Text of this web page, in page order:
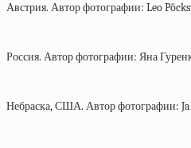
Австрия. Автор фотографии: Leo
Россия. Автор фотографии: Яна
Небраска, США. Автор фотографии: